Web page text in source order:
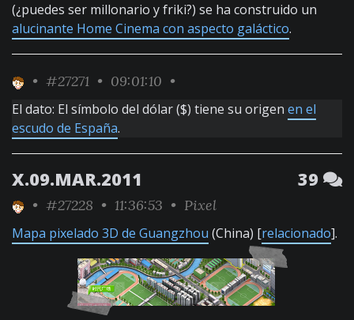
(¿puedes ser millonario y friki?) se ha construido un
alucinante Home Cinema con aspecto galáctico.
• #27271 • 09:01:10 •
El dato: El símbolo del dólar ($) tiene su origen en el
escudo de España.
X.09.MAR.2011 39
• #27228 • 11:36:53 • Pixel
Mapa pixelado 3D de Guangzhou (China) [relacionado].